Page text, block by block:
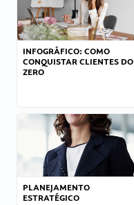
INFOGRÁFICO: COMO
CONQUISTAR CLIENTES DO
ZERO
PLANEJAMENTO
ESTRATÉGICO